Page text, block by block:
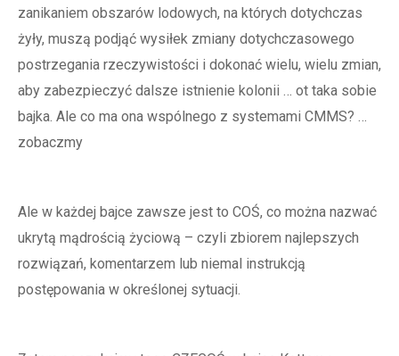
zanikaniem obszarów lodowych, na których dotychczas
żyły, muszą podjąć wysiłek zmiany dotychczasowego
postrzegania rzeczywistości i dokonać wielu, wielu zmian,
aby zabezpieczyć dalsze istnienie kolonii … ot taka sobie
bajka. Ale co ma ona wspólnego z systemami CMMS? …
zobaczmy
Ale w każdej bajce zawsze jest to COŚ, co można nazwać
ukrytą mądrością życiową – czyli zbiorem najlepszych
rozwiązań, komentarzem lub niemal instrukcją
postępowania w określonej sytuacji.